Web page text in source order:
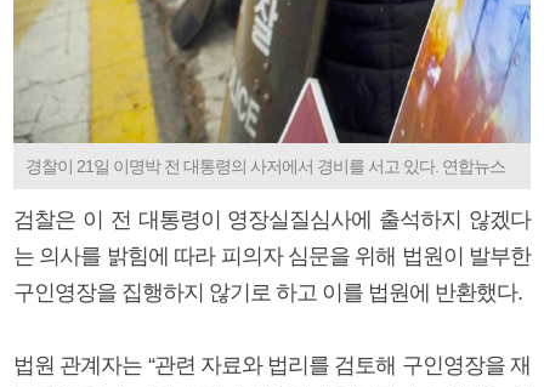
경찰이 21일 이명박 전 대통령의 사저에서 경비를 서고 있다. 연합뉴스
검찰은 이 전 대통령이 영장실질심사에 출석하지 않겠다
는 의사를 밝힘에 따라 피의자 심문을 위해 법원이 발부한
구인영장을 집행하지 않기로 하고 이를 법원에 반환했다.
법원 관계자는 “관련 자료와 법리를 검토해 구인영장을 재